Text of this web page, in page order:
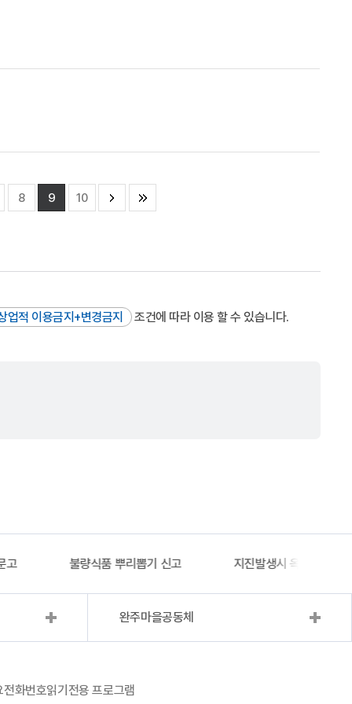
8 9 10
업적 이용금지+변경금지 조건에 따라 이용 할 수 있습니다.
고 불량식품 뿌리뽑기 신고 지진발생시 옥외대피소
완주마을공동체
전화번호읽기전용 프로그램